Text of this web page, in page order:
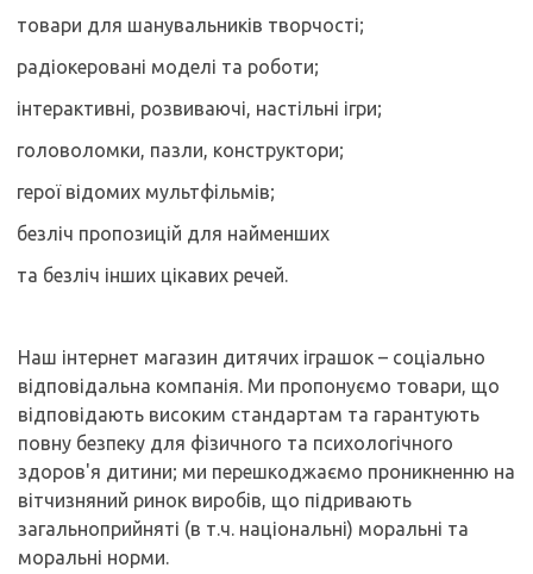
товари для шанувальників творчості;
радіокеровані моделі та роботи;
інтерактивні, розвиваючі, настільні ігри;
головоломки, пазли, конструктори;
герої відомих мультфільмів;
безліч пропозицій для найменших
та безліч інших цікавих речей.
Наш інтернет магазин дитячих іграшок – соціально
відповідальна компанія. Ми пропонуємо товари, що
відповідають високим стандартам та гарантують
повну безпеку для фізичного та психологічного
здоров'я дитини; ми перешкоджаємо проникненню на
вітчизняний ринок виробів, що підривають
загальноприйняті (в т.ч. національні) моральні та
моральні норми.